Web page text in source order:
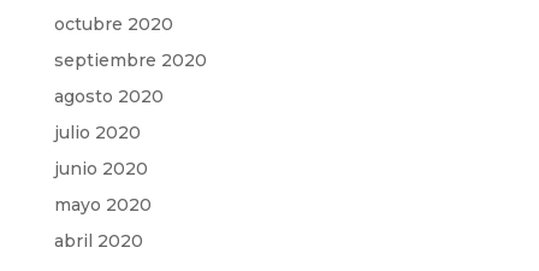
octubre 2020
septiembre 2020
agosto 2020
julio 2020
junio 2020
mayo 2020
abril 2020